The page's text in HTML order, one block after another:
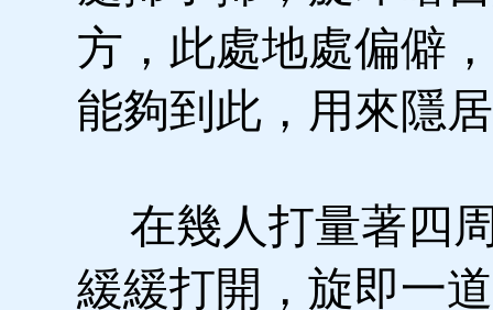
方，此處地處偏僻
能夠到此，用來隱
在幾人打量著四
緩緩打開，旋即一